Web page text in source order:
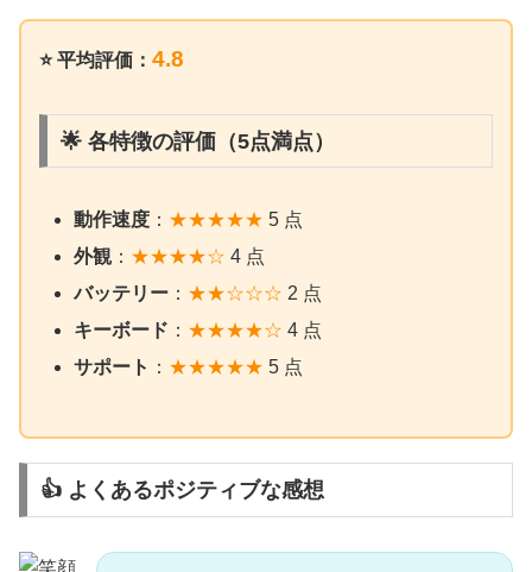
⭐ 平均評価： 4.8
🌟 各特徴の評価（5点満点）
動作速度 ： ★★★★★ 5 点
外観： ★★★★☆ 4 点
バッテリー ： ★★☆☆☆ 2 点
キーボード ： ★★★★☆ 4 点
サポート ： ★★★★★ 5 点
👍 よくあるポジティブな感想